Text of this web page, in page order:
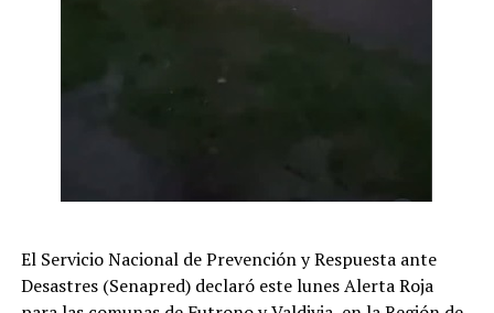
El Servicio Nacional de Prevención y Respuesta ante
Desastres (Senapred) declaró este lunes Alerta Roja